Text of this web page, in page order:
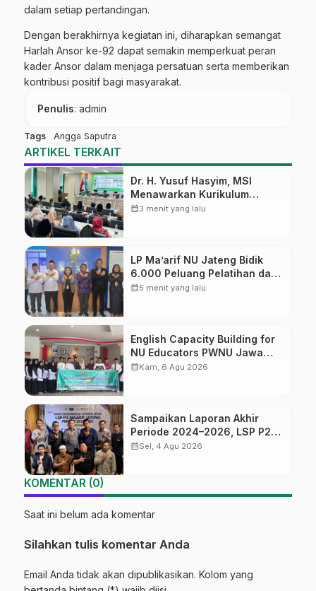
dalam setiap pertandingan.
Dengan berakhirnya kegiatan ini, diharapkan semangat
Harlah Ansor ke-92 dapat semakin memperkuat peran
kader Ansor dalam menjaga persatuan serta memberikan
kontribusi positif bagi masyarakat.
Penulis: admin
Tags Angga Saputra
ARTIKEL TERKAIT
Dr. H. Yusuf Hasyim, MSI
Menawarkan Kurikulum
Diversifikasi, Harapan Baru
calendar_month3 menit yang lalu
LP Ma’arif NU Jateng Bidik
6.000 Peluang Pelatihan dan
Sertifikasi bagi Lulusan SMK
calendar_month5 menit yang lalu
English Capacity Building for
NU Educators PWNU Jawa
Tengah Batch#4; Membuka
calendar_monthKam, 6 Agu 2026
Sampaikan Laporan Akhir
Periode 2024–2026, LSP P2
Ma’arif NU Jateng Mantapkan
calendar_monthSel, 4 Agu 2026
KOMENTAR (0)
Saat ini belum ada komentar
Silahkan tulis komentar Anda
Email Anda tidak akan dipublikasikan. Kolom yang